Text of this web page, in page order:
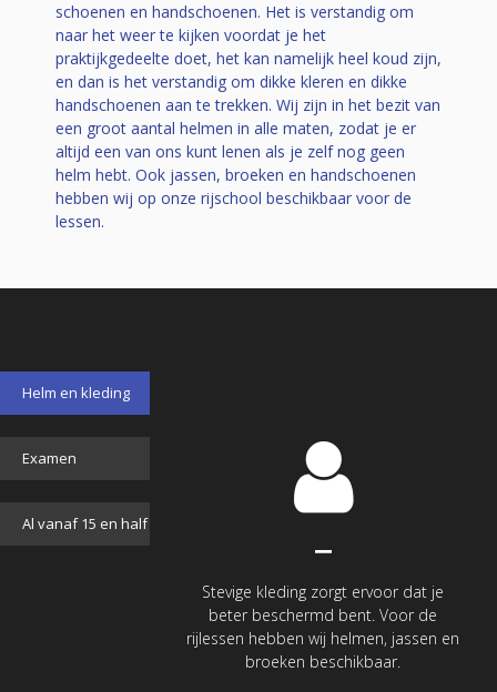
schoenen en handschoenen. Het is verstandig om
naar het weer te kijken voordat je het
praktijkgedeelte doet, het kan namelijk heel koud zijn,
en dan is het verstandig om dikke kleren en dikke
handschoenen aan te trekken. Wij zijn in het bezit van
een groot aantal helmen in alle maten, zodat je er
altijd een van ons kunt lenen als je zelf nog geen
helm hebt. Ook jassen, broeken en handschoenen
hebben wij op onze rijschool beschikbaar voor de
lessen.
Helm en kleding
Examen
Al vanaf 15 en half
Stevige kleding zorgt ervoor dat je
beter beschermd bent. Voor de
rijlessen hebben wij helmen, jassen en
broeken beschikbaar.